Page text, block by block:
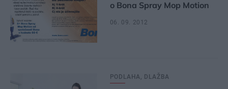
o Bona Spray Mop Motion
06. 09. 2012
PODLAHA, DLAŽBA